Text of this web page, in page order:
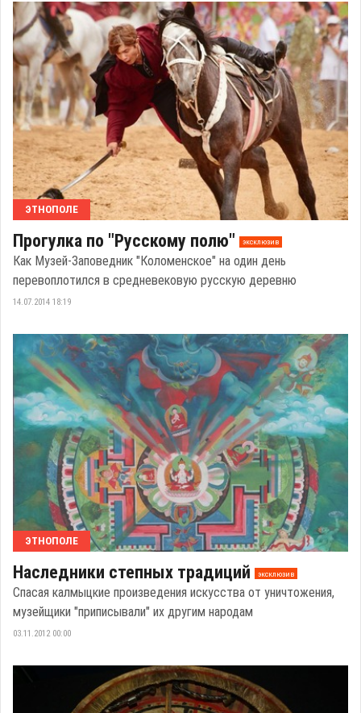
ЭТНОПОЛЕ
Прогулка по "Русскому полю" эксклюзив
Как Музей-Заповедник "Коломенское" на один день
перевоплотился в средневековую русскую деревню
14.07.2014 18:19
ЭТНОПОЛЕ
Наследники степных традиций эксклюзив
Спасая калмыцкие произведения искусства от уничтожения,
музейщики "приписывали" их другим народам
03.11.2012 00:00